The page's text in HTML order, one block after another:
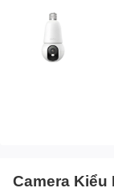
Camera Kiểu